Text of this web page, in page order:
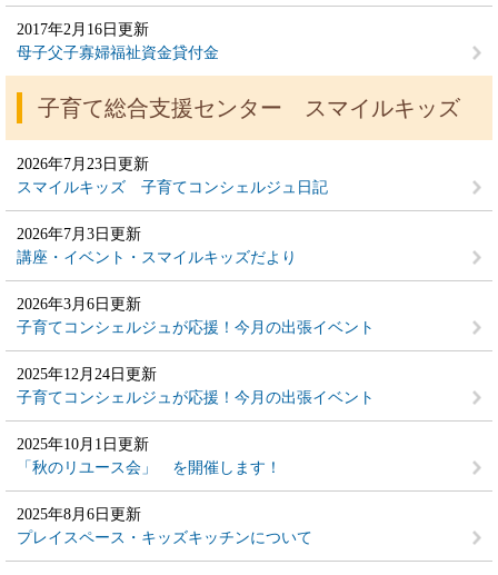
2017年2月16日更新
母子父子寡婦福祉資金貸付金
子育て総合支援センター スマイルキッズ
2026年7月23日更新
スマイルキッズ 子育てコンシェルジュ日記
2026年7月3日更新
講座・イベント・スマイルキッズだより
2026年3月6日更新
子育てコンシェルジュが応援！今月の出張イベント
2025年12月24日更新
子育てコンシェルジュが応援！今月の出張イベント
2025年10月1日更新
「秋のリユース会」 を開催します！
2025年8月6日更新
プレイスペース・キッズキッチンについて